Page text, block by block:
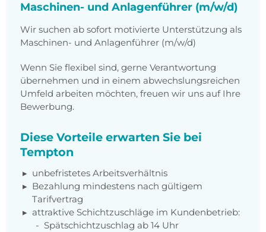
Maschinen- und Anlagenführer (m/w/d)
Wir suchen ab sofort motivierte Unterstützung als
Maschinen- und Anlagenführer (m/w/d)
Wenn Sie flexibel sind, gerne Verantwortung
übernehmen und in einem abwechslungsreichen
Umfeld arbeiten möchten, freuen wir uns auf Ihre
Bewerbung.
Diese Vorteile erwarten Sie bei
Tempton
unbefristetes Arbeitsverhältnis
Bezahlung mindestens nach gültigem
Tarifvertrag
attraktive Schichtzuschläge im Kundenbetrieb:
Spätschichtzuschlag ab 14 Uhr